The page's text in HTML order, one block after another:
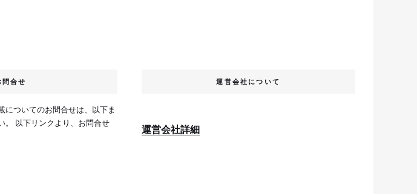
問合せ
についてのお問合せは、以下ま
。 以下リンクより、お問合せ
運営会社について
運営会社詳細